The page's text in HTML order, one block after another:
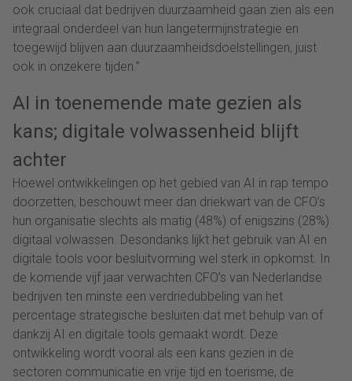
ook cruciaal dat bedrijven duurzaamheid gaan zien als een
integraal onderdeel van hun langetermijnstrategie en
toegewijd blijven aan duurzaamheidsdoelstellingen, juist
ook in onzekere tijden.”
AI in toenemende mate gezien als
kans; digitale volwassenheid blijft
achter
Hoewel ontwikkelingen op het gebied van AI in rap tempo
doorzetten, beschouwt meer dan driekwart van de CFO’s
hun organisatie slechts als matig (48%) of enigszins (28%)
digitaal volwassen. Desondanks lijkt het gebruik van AI en
digitale tools voor besluitvorming wel sterk in opkomst. In
de komende vijf jaar verwachten CFO’s van Nederlandse
bedrijven ten minste een verdriedubbeling van het
percentage strategische besluiten dat met behulp van of
dankzij AI en digitale tools gemaakt wordt. Deze
ontwikkeling wordt vooral als een kans gezien in de
sectoren communicatie en vrije tijd en toerisme, de